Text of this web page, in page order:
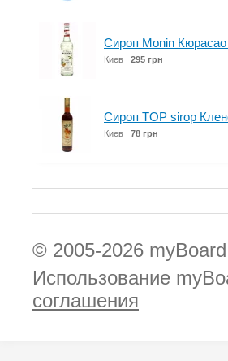
Сироп Monin
Киев 295 грн
Сироп TOP sirop
Киев 78 грн
© 2005-2026
Использование
соглашения